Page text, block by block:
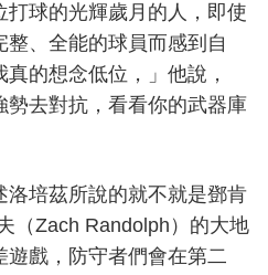
球的光輝歲月的人，即使
、全能的球員而感到自
的想念低位，」他說，
勢去對抗，看看你的武器庫
洛培茲所說的就不就是鄧肯
（Zach Randolph）的大地
遊戲，防守者們會在第二